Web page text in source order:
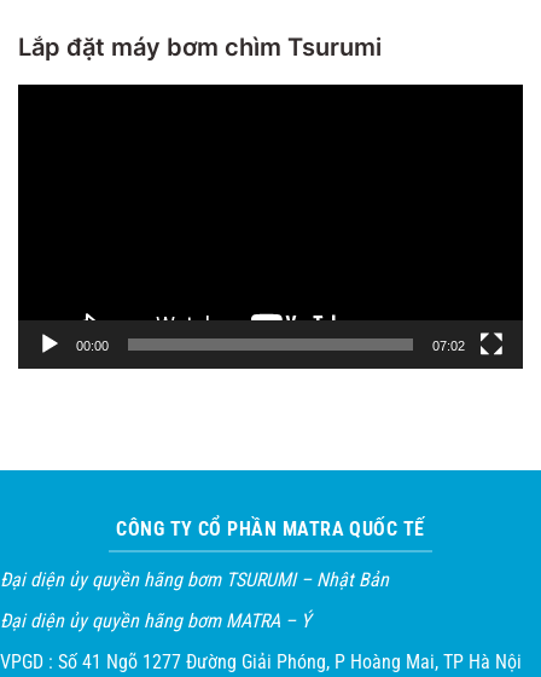
Lắp đặt máy bơm chìm Tsurumi
00:00 07:02
CÔNG TY CỔ PHẦN MATRA QUỐC TẾ
Đại diện ủy quyền hãng bơm TSURUMI – Nhật Bản
Đại diện ủy quyền hãng bơm MATRA – Ý
VPGD : Số 41 Ngõ 1277 Đường Giải Phóng, P Hoàng Mai, TP Hà Nội